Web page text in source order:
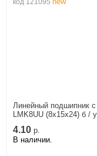
код 121095
Линейный подшипник
LMK8UU (8x15x24) б / у
4.10р.
В наличии.